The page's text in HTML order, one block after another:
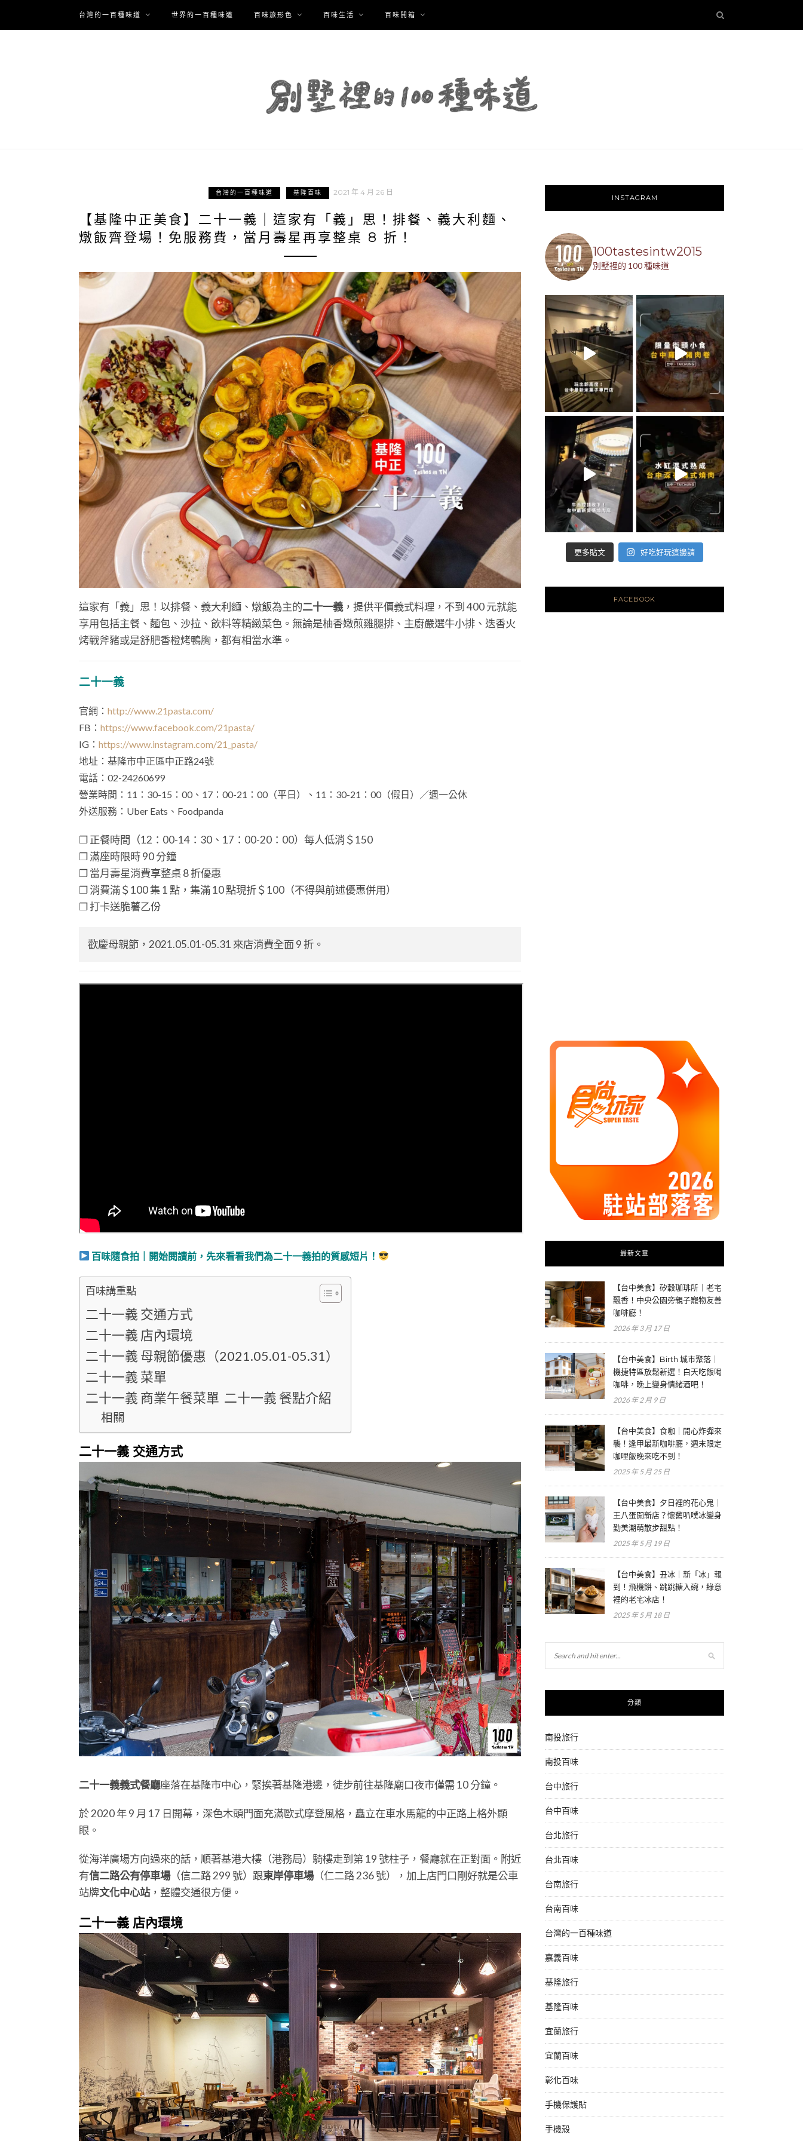
台灣的一百種味道 世界的一百種味道 百味旅形色 百味生活 百味開箱
台灣的一百種味道 基隆百味 2021 年 4 月 26 日
【基隆中正美食】二十一義｜這家有「義」思！排餐、義大利麵、
燉飯齊登場！免服務費，當月壽星再享整桌 8 折！
這家有「義」思！以排餐、義大利麵、燉飯為主的二十一義，提供平價義式料理，不到 400 元就能
享用包括主餐、麵包、沙拉、飲料等精緻菜色。無論是柚香嫩煎雞腿排、主廚嚴選牛小排、迭香火
烤戰斧豬或是舒肥香橙烤鴨胸，都有相當水準。
二十一義
官網： http://www.21pasta.com/
FB： https://www.facebook.com/21pasta/
IG： https://www.instagram.com/21_pasta/
地址：基隆市中正區中正路24號
電話：02-24260699
營業時間：11：30-15：00、17：00-21：00（平日）、11：30-21：00（假日）／週一公休
外送服務：Uber Eats、Foodpanda
❒ 正餐時間（12：00-14：30、17：00-20：00）每人低消＄150
❒ 滿座時限時 90 分鐘
❒ 當月壽星消費享整桌 8 折優惠
❒ 消費滿＄100 集 1 點，集滿 10 點現折＄100（不得與前述優惠併用）
❒ 打卡送脆薯乙份
歡慶母親節，2021.05.01-05.31 來店消費全面 9 折。
百味隨食拍｜開始閱讀前，先來看看我們為二十一義拍的質感短片！
百味講重點
二十一義 交通方式
二十一義 店內環境
二十一義 母親節優惠（2021.05.01-05.31）
二十一義 菜單
二十一義 商業午餐菜單 二十一義 餐點介紹
相關
二十一義 交通方式
二十一義義式餐廳座落在基隆市中心，緊挨著基隆港邊，徒步前往基隆廟口夜市僅需 10 分鐘。
於 2020 年 9 月 17 日開幕，深色木頭門面充滿歐式摩登風格，矗立在車水馬龍的中正路上格外顯
眼。
從海洋廣場方向過來的話，順著基港大樓（港務局）騎樓走到第 19 號柱子，餐廳就在正對面。附近
有信二路公有停車場（信二路 299 號）跟東岸停車場（仁二路 236 號），加上店門口剛好就是公車
站牌文化中心站，整體交通很方便。
二十一義 店內環境
INSTAGRAM
100tastesintw2015
別墅裡的 100 種味道
更多貼文 好吃好玩這邊請
FACEBOOK
最新文章
【台中美食】矽穀珈琲所｜老宅
飄香！中央公園旁親子寵物友善
咖啡廳！
2026 年 3 月 17 日
【台中美食】Birth 城市聚落｜
機捷特區放鬆新選！白天吃飯喝
咖啡，晚上變身情緒酒吧！
2026 年 2 月 9 日
【台中美食】食咖｜開心炸彈來
襲！逢甲最新咖啡廳，週末限定
咖哩飯晚來吃不到！
2025 年 5 月 25 日
【台中美食】夕日裡的花心鬼｜
王八蛋開新店？懷舊叭噗冰變身
勤美潮萌散步甜點！
2025 年 5 月 19 日
【台中美食】丑冰｜新「冰」報
到！飛機餅、跳跳糖入碗，綠意
裡的老宅冰店！
2025 年 5 月 18 日
分類
南投旅行
南投百味
台中旅行
台中百味
台北旅行
台北百味
台南旅行
台南百味
台灣的一百種味道
嘉義百味
基隆旅行
基隆百味
宜蘭旅行
宜蘭百味
彰化百味
手機保護貼
手機殼